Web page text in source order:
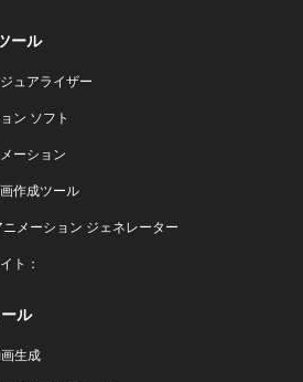
ール
ュアライザー
ン ソフト
ーション
作成ツール
ニメーション ジェネレーター
ト：
ル
生成